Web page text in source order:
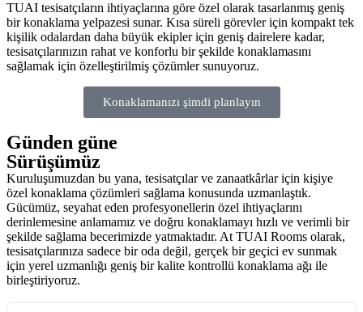
TUAI tesisatçıların ihtiyaçlarına göre özel olarak tasarlanmış geniş
bir konaklama yelpazesi sunar. Kısa süreli görevler için kompakt tek
kişilik odalardan daha büyük ekipler için geniş dairelere kadar,
tesisatçılarınızın rahat ve konforlu bir şekilde konaklamasını
sağlamak için özelleştirilmiş çözümler sunuyoruz.
Konaklamanızı şimdi planlayın
Günden güne
Sürüşümüz
Kuruluşumuzdan bu yana, tesisatçılar ve zanaatkârlar için kişiye
özel konaklama çözümleri sağlama konusunda uzmanlaştık.
Gücümüz, seyahat eden profesyonellerin özel ihtiyaçlarını
derinlemesine anlamamız ve doğru konaklamayı hızlı ve verimli bir
şekilde sağlama becerimizde yatmaktadır. At TUAI Rooms olarak,
tesisatçılarınıza sadece bir oda değil, gerçek bir geçici ev sunmak
için yerel uzmanlığı geniş bir kalite kontrollü konaklama ağı ile
birleştiriyoruz.